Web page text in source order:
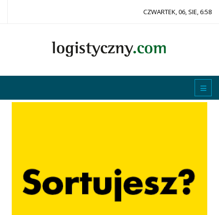
CZWARTEK, 06, SIE, 6:58